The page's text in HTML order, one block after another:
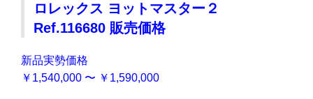
ロレックス ヨットマスター２
Ref.116680 販売価格
新品実勢価格
￥1,540,000 〜 ￥1,590,000